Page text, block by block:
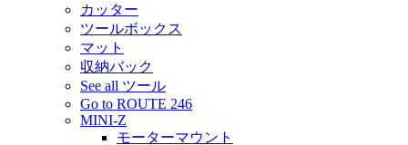
カッター
ツールボックス
マット
収納バック
See all ツール
Go to ROUTE 246
MINI-Z
モーターマウント